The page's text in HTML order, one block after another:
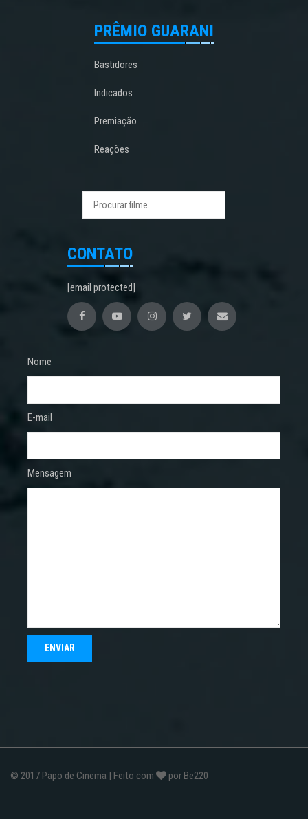
PRÊMIO GUARANI
Bastidores
Indicados
Premiação
Reações
CONTATO
[email protected]
Nome
E-mail
Mensagem
© 2017 Papo de Cinema | Feito com por Be220